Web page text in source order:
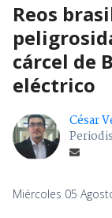
Reos
cárcel de
eléctrico
César
Miércoles 05